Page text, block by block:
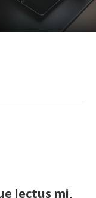
lectus mi,